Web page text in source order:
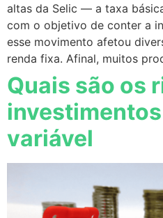
altas da Selic — a taxa
com o objetivo de conter a
esse movimento afetou
renda fixa. Afinal, muitos
Quais são os
variável